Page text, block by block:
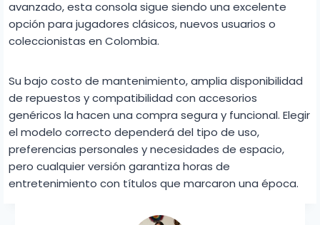
avanzado, esta consola sigue siendo una excelente
opción para jugadores clásicos, nuevos usuarios o
coleccionistas en Colombia.
Su bajo costo de mantenimiento, amplia disponibilidad
de repuestos y compatibilidad con accesorios
genéricos la hacen una compra segura y funcional. Elegir
el modelo correcto dependerá del tipo de uso,
preferencias personales y necesidades de espacio,
pero cualquier versión garantiza horas de
entretenimiento con títulos que marcaron una época.